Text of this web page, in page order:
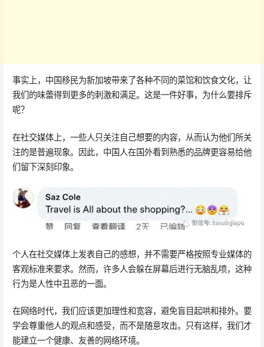
事实上，中国移民为新加坡带来了各种不同的菜馆和饮食文化，让
我们的味蕾得到更多的刺激和满足。这是一件好事，为什么要排斥
呢？
在社交媒体上，一些人只关注自己想要的内容，从而认为他们所关
注的是普遍现象。因此，中国人在国外看到熟悉的品牌更容易给他
们留下深刻印象。
个人在社交媒体上发表自己的感想，并不需要严格按照专业媒体的
客观标准来要求。然而，许多人会躲在屏幕后进行无脑乱喷，这种
行为是人性中丑恶的一面。
在网络时代，我们应该更加理性和宽容，避免盲目起哄和排外。要
学会尊重他人的观点和感受，而不是随意攻击。只有这样，我们才
能建立一个健康、友善的网络环境。